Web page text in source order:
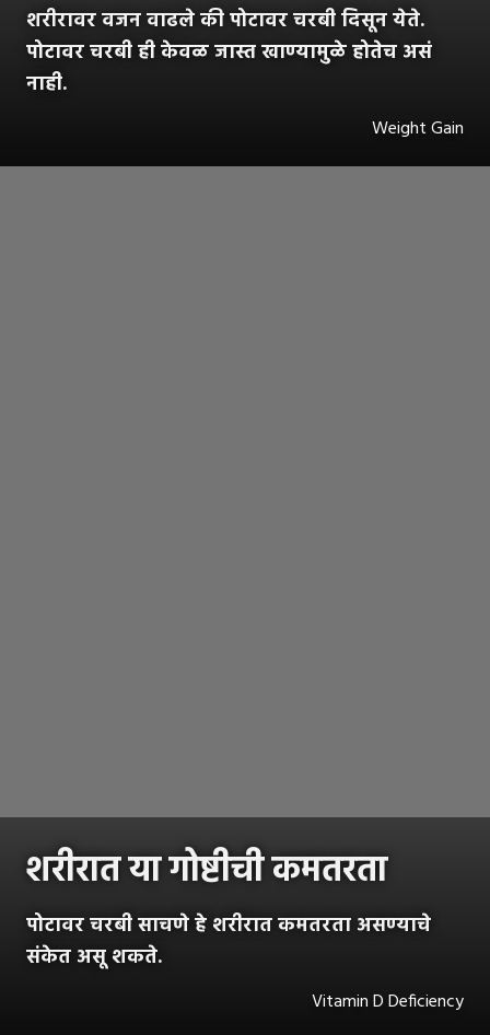
शरीरावर वजन वाढले की पोटावर चरबी दिसून येते.
पोटावर चरबी ही केवळ जास्त खाण्यामुळे होतेच असं
नाही.
Weight Gain
शरीरात या गोष्टीची कमतरता
पोटावर चरबी साचणे हे शरीरात कमतरता असण्याचे
संकेत असू शकते.
Vitamin D Deficiency